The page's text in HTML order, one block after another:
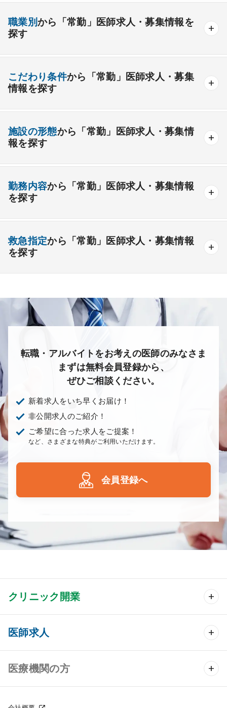
内科系
一般内科 呼吸器内科 消化器内科 循環器内科
老人内科 リウマチ内科 総合診療科
消化器外科
整形外科 形成外科 美容外科
その他
心療内科 泌尿器科 眼科 耳鼻咽喉科
皮膚科
放射線科 救命救急科 病理科 その他
職業別から「常勤」医師求人・募集情報を
探す
こだわり条件から「常勤」医師求人・募集
情報を探す
開業支援あり
外来のみの勤務可能 給与インセンティブ制度あり
夜間当直なしの勤務可
後期研修可能 週4日の勤務可能
オンコールなしの勤務可能 セカンドキャリア歓迎
施設の形態から「常勤」医師求人・募集情
報を探す
療養＋精神
勤務内容から「常勤」医師求人・募集情報
を探す
検査
救急指定から「常勤」医師求人・募集情報
を探す
転職・アルバイトをお考えの医師のみなさま
まずは無料会員登録から、
ぜひご相談ください。
新着求人をいち早くお届け！
非公開求人のご紹介！
ご希望に合った求人をご提案！
など、さまざまな特典がご利用いただけます。
会員登録へ
クリニック開業
クリニック開業 TOP
クリニック物件検索
医師求人
医師求人 TOP
常勤求人検索
医療機関の方